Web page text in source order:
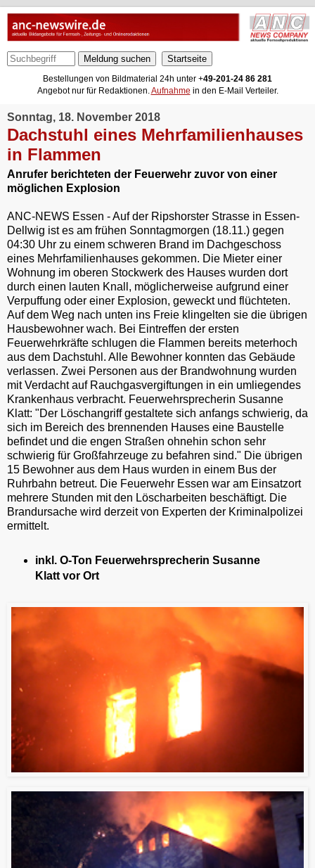
Meldung suchen
Bestellungen von Bildmaterial 24h unter +49-201-24 86 281
Angebot nur für Redaktionen.Aufnahme in den E-Mail Verteiler.
Sonntag, 18. November 2018
Dachstuhl eines Mehrfamilienhauses
in Flammen
Anrufer berichteten der Feuerwehr zuvor von einer
möglichen Explosion
ANC-NEWS Essen - Auf der Ripshorster Strasse in Essen-
Dellwig ist es am frühen Sonntagmorgen (18.11.) gegen
04:30 Uhr zu einem schweren Brand im Dachgeschoss
eines Mehrfamilienhauses gekommen. Die Mieter einer
Wohnung im oberen Stockwerk des Hauses wurden dort
durch einen lauten Knall, möglicherweise aufgrund einer
Verpuffung oder einer Explosion, geweckt und flüchteten.
Auf dem Weg nach unten ins Freie klingelten sie die übrigen
Hausbewohner wach. Bei Eintreffen der ersten
Feuerwehrkräfte schlugen die Flammen bereits meterhoch
aus dem Dachstuhl. Alle Bewohner konnten das Gebäude
verlassen. Zwei Personen aus der Brandwohnung wurden
mit Verdacht auf Rauchgasvergiftungen in ein umliegendes
Krankenhaus verbracht. Feuerwehrsprecherin Susanne
Klatt: "Der Löschangriff gestaltete sich anfangs schwierig, da
sich im Bereich des brennenden Hauses eine Baustelle
befindet und die engen Straßen ohnehin schon sehr
schwierig für Großfahrzeuge zu befahren sind." Die übrigen
15 Bewohner aus dem Haus wurden in einem Bus der
Ruhrbahn betreut. Die Feuerwehr Essen war am Einsatzort
mehrere Stunden mit den Löscharbeiten beschäftigt. Die
Brandursache wird derzeit von Experten der Kriminalpolizei
ermittelt.
inkl. O-Ton Feuerwehrsprecherin Susanne
Klatt vor Ort